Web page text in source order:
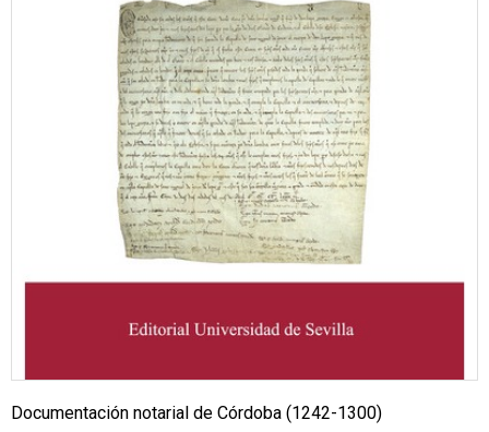
Documentación notarial de Córdoba (1242-1300)